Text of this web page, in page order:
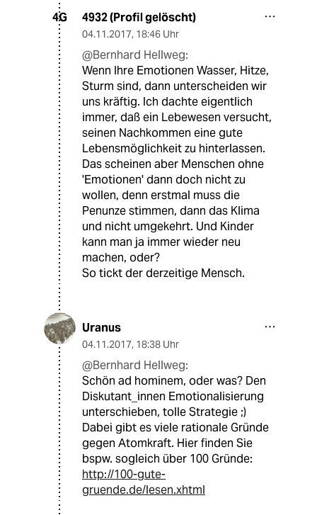
4G 4932 (Profil gelöscht)
04.11.2017, 18:46 Uhr
@Bernhard Hellweg:
Wenn Ihre Emotionen Wasser, Hitze,
Sturm sind, dann unterscheiden wir
uns kräftig. Ich dachte eigentlich
immer, daß ein Lebewesen versucht,
seinen Nachkommen eine gute
Lebensmöglichkeit zu hinterlassen.
Das scheinen aber Menschen ohne
'Emotionen' dann doch nicht zu
wollen, denn erstmal muss die
Penunze stimmen, dann das Klima
und nicht umgekehrt. Und Kinder
kann man ja immer wieder neu
machen, oder?
So tickt der derzeitige Mensch.
Uranus
04.11.2017, 18:38 Uhr
@Bernhard Hellweg:
Schön ad hominem, oder was? Den
Diskutant_innen Emotionalisierung
unterschieben, tolle Strategie ;)
Dabei gibt es viele rationale Gründe
gegen Atomkraft. Hier finden Sie
bspw. sogleich über 100 Gründe:
http://100-gute-
gruende.de/lesen.xhtml